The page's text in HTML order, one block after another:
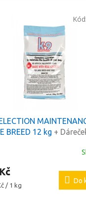
BREED 12 kg +
/ 1 kg
Do
Kód: